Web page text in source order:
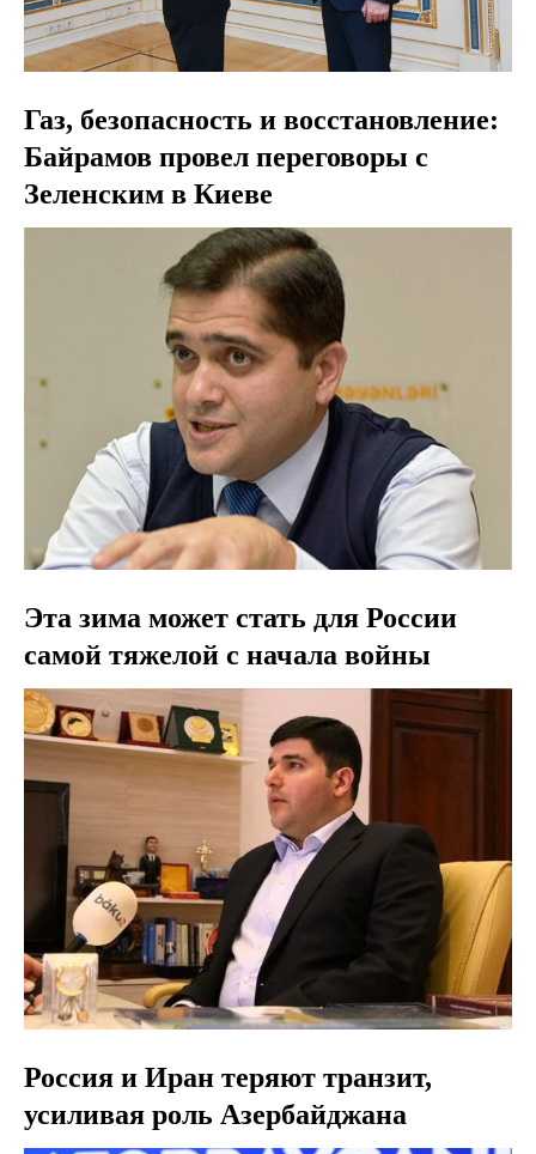
Газ, безопасность и восстановление:
Байрамов провел переговоры с
Зеленским в Киеве
Эта зима может стать для России
самой тяжелой с начала войны
Россия и Иран теряют транзит,
усиливая роль Азербайджана